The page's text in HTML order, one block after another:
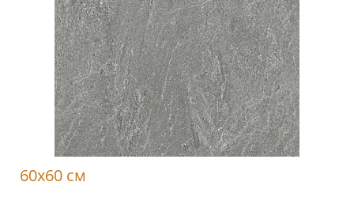
60x60 см